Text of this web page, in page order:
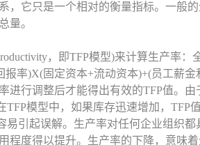
，它只是一个相对的衡量指标。一般
量。
，即TFP模型)来计算生产率：
率)X(固定资本+流动资本)+(员工薪金
进行调整后才能得出有效的TFP值。由
模型中，如果库存迅速增加，TFP
引起误解。生产率对任何企业组织都
度得以提升。生产率的下降，意味着